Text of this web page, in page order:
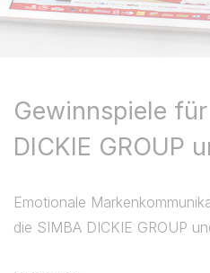
Gewinnspiele
DICKIE GROUP
Emotionale
die SIMBA DICKIE GROUP